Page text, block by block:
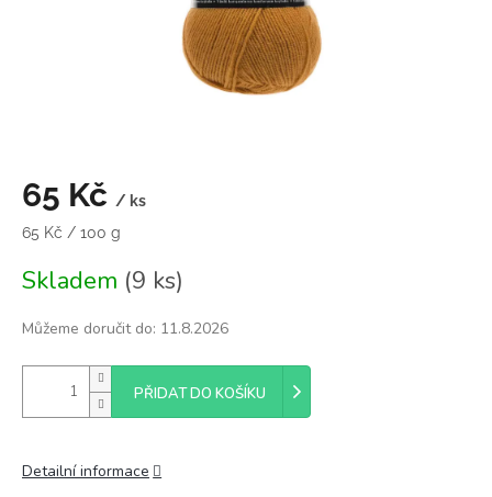
65 Kč / ks
Měrná
65 Kč / 100 g
Skladem (9 ks)
Můžeme doručit do: 11.8.2026
PŘIDAT DO KOŠÍKU
Detailní informace